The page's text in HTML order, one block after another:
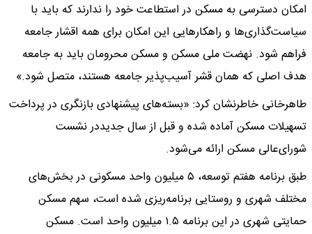
امکان دسترسی به مسکن در استطاعت خود را ندارند که باید با
سیاست‌گذاری‌ها و راهکارهایی این امکان برای همه اقشار جامعه
فراهم شود. نهضت ملی مسکن و مسکن محرومان باید به جامعه
هدف اصلی که همان قشر آسیب‌پذیر جامعه هستند، متصل شود.»
طاهرخانی خاطرنشان کرد: «بسته‌های پیشنهادی بازنگری در پرداخت
تسهیلات مسکن آماده شده و قبل از سال جدیددر نشست
شورای‌عالی مسکن ارائه می‌شود.
طبق برنامه هفتم توسعه، ۵ میلیون واحد مسکونی در بخش‌های
مختلف شهری و روستایی برنامه‌ریزی شده است، سهم مسکن
حمایتی شهری در این برنامه ۱.۵ میلیون واحد است. مسکن